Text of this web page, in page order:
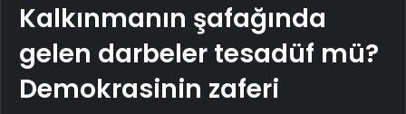
Kalkınmanın şafağında
gelen darbeler tesadüf mü?
Demokrasinin zaferi